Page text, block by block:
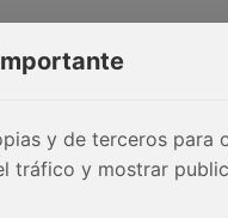
y de terceros para
tráfico y mostrar